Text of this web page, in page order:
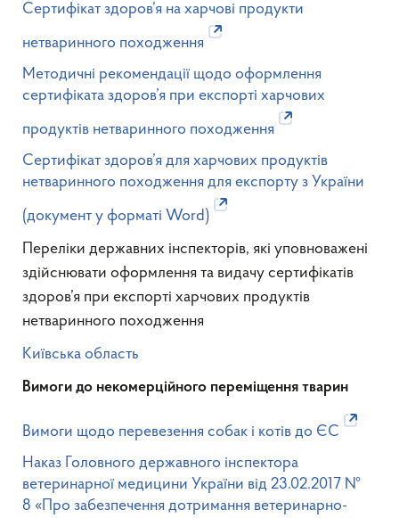
Сертифікат здоров’я на харчові продукти
нетваринного походження
Методичні рекомендації щодо оформлення
сертифіката здоров’я при експорті харчових
продуктів нетваринного походження
Сертифікат здоров’я для харчових продуктів
нетваринного походження для експорту з України
(документ у форматі Word)
Переліки державних інспекторів, які уповноважені
здійснювати оформлення та видачу сертифікатів
здоров’я при експорті харчових продуктів
нетваринного походження
Київська область
Вимоги до некомерційного переміщення тварин
Вимоги щодо перевезення собак і котів до ЄС
Наказ Головного державного інспектора
ветеринарної медицини України від 23.02.2017 №
8 «Про забезпечення дотримання ветеринарно-